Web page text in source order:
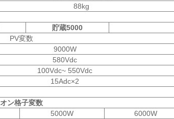
88kg
貯蔵5000
PV変数
9000W
580Vdc
100Vdc~ 550Vdc
15Adc×2
オン格子変数
5000W
6000W